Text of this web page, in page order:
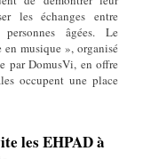
les échanges entre
âgées. Le
en musique », organisé
par DomusVi, en offre
occupent une place
les EHPAD à